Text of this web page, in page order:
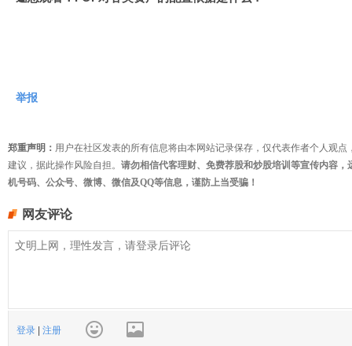
举报
郑重声明： 用户在社区发表的所有信息将由本网站记录保存，仅代表作者个人观
建议，据此操作风险自担。 请勿相信代客理财、免费荐股和炒股培训等宣传内容
机号码、公众号、微博、微信及QQ等信息，谨防上当受骗！
网友评论
登录 注册